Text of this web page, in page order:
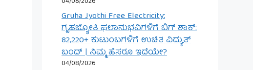
Gruha Jyothi Free Electricity:
ಗೃಹಜ್ಯೋತಿ ಫಲಾನುಭವಿಗಳಿಗೆ ಬಿಗ್ ಶಾಕ್:
82,220+ ಕುಟುಂಬಗಳಿಗೆ ಉಚಿತ ವಿದ್ಯುತ್
ಬಂದ್ | ನಿಮ್ಮ ಹೆಸರೂ ಇದೆಯೇ?
04/08/2026